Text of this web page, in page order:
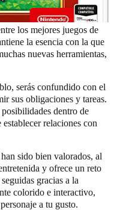
los mejores juegos de
la esencia con la que
nuevas herramientas,
serás confundido con el
sus obligaciones y tareas.
dentro de
relaciones con
sido bien valorados, al
y ofrece un reto
gracias a la
colorido e interactivo,
a tu gusto.